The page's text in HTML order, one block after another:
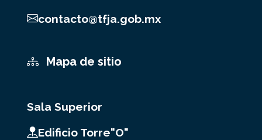
contacto@tfja.gob.mx
Mapa de sitio
Sala Superior
Edificio Torre"O"